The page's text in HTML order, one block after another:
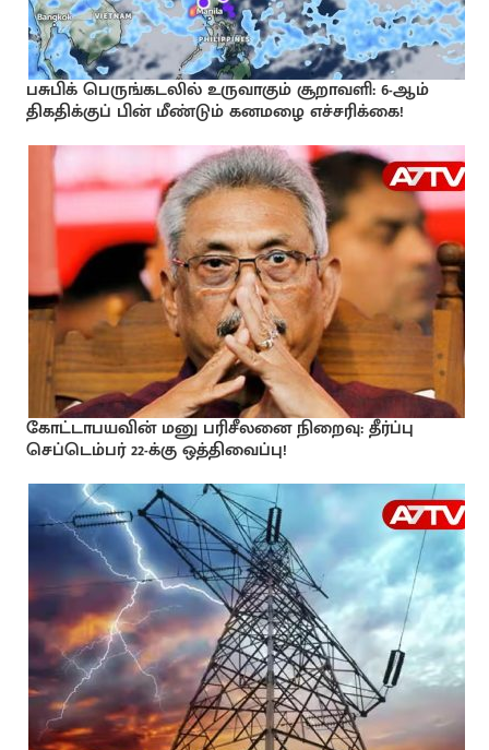
பசுபிக் பெருங்கடலில் உருவாகும் சூறாவளி: 6-ஆம்
திகதிக்குப் பின் மீண்டும் கனமழை எச்சரிக்கை!
கோட்டாபயவின் மனு பரிசீலனை நிறைவு: தீர்ப்பு
செப்டெம்பர் 22-க்கு ஒத்திவைப்பு!